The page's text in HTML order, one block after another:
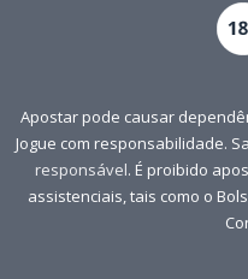
Apostar pode causar
Jogue com responsabilidade.
responsável. É proibido
assistenciais, tais como o